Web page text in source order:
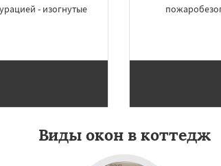
- изогнутые
Виды окон в коттедж